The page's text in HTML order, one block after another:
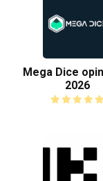
Mega Dice
2026